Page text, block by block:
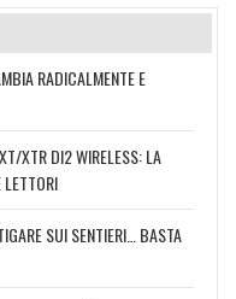
RADICALMENTE E
XTR DI2 WIRELESS: LA
SUI SENTIERI… BASTA